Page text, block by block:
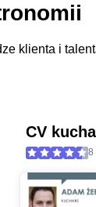
klienta i
CV
8